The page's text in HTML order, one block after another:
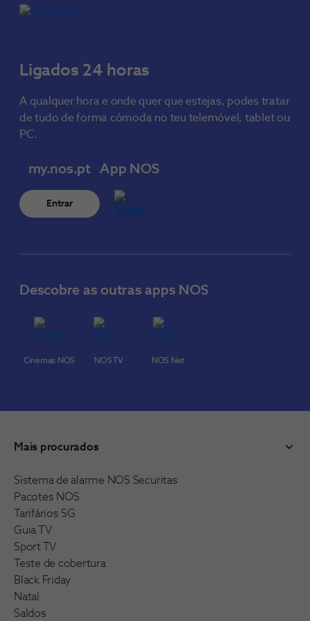
Ligados 24 horas
A qualquer hora e onde quer que estejas, podes tratar
de tudo de forma cómoda no teu telemóvel, tablet ou
PC.
my.nos.pt
Entrar
App NOS
Descobre as outras apps NOS
Cinemas NOS NOS TV NOS Net
Mais procurados
Sistema de alarme NOS Securitas
Pacotes NOS
Tarifários 5G
Guia TV
Sport TV
Teste de cobertura
Black Friday
Natal
Saldos